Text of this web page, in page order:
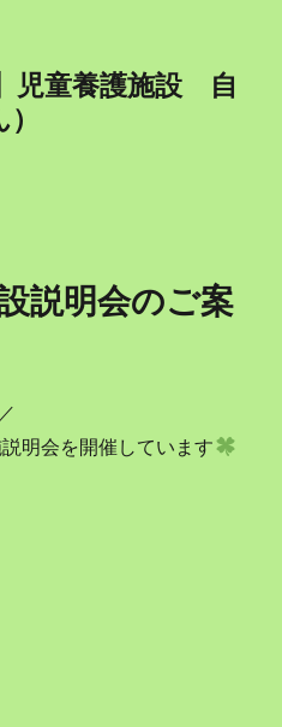
児童養護施設 自
説明会のご案
明会を開催しています